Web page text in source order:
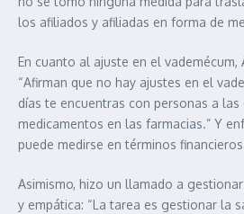
los afiliados y afiliadas en forma de
En cuanto al ajuste en el
“Afirman que no hay ajustes en el
días te encuentras con personas a
medicamentos en las farmacias.” Y
puede medirse en términos
Asimismo, hizo un llamado a
y empática: “La tarea es gestionar la